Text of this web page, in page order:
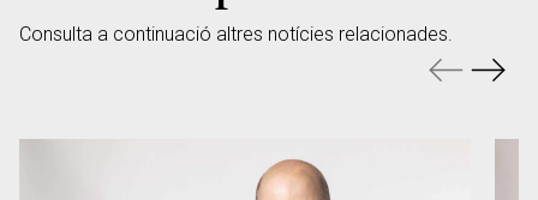
Consulta a continuació altres notícies relacionades.